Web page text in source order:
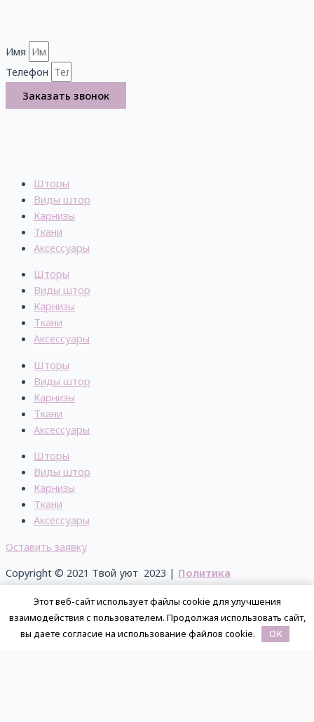
Имя
Телефон
Заказать звонок
Шторы
Виды штор
Карнизы
Ткани
Аксессуары
Шторы
Виды штор
Карнизы
Ткани
Аксессуары
Шторы
Виды штор
Карнизы
Ткани
Аксессуары
Шторы
Виды штор
Карнизы
Ткани
Аксессуары
Оставить заявку
Copyright © 2021 Твой уют 2023 | Политика
конфиденциальности
+7 (910) 739-94-38
info@tvoyuyut.ru
Этот веб-сайт использует файлы cookie для улучшения
взаимодействия с пользователем. Продолжая использовать сайт,
вы даете согласие на использование файлов cookie.
OK